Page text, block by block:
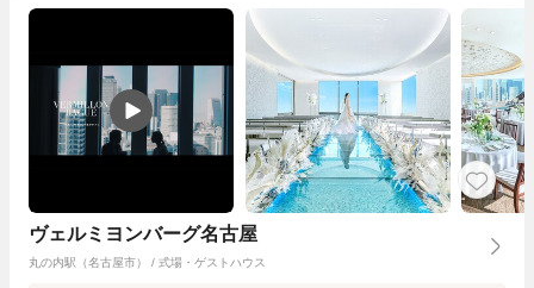
ヴェルミヨンバーグ名古屋
丸の内駅（名古屋市） / 式場・ゲストハウス